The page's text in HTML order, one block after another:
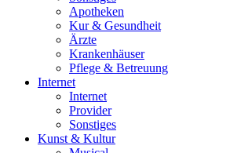
Apotheken
Kur & Gesundheit
Ärzte
Krankenhäuser
Pflege & Betreuung
Internet
Internet
Provider
Sonstiges
Kunst & Kultur